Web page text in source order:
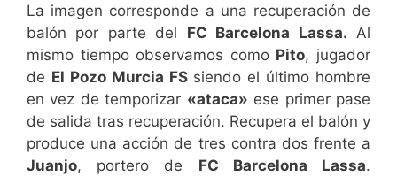
La imagen corresponde a una recuperación de
balón por parte del FC Barcelona Lassa. Al
mismo tiempo observamos como Pito, jugador
de El Pozo Murcia FSsiendo el último hombre
en vez de temporizar «ataca» ese primer pase
de salida tras recuperación. Recupera el balón y
produce una acción de tres contra dos frente a
Juanjo, portero de FC Barcelona Lassa.